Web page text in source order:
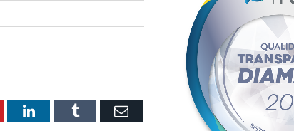
LinkedInTumblr Email